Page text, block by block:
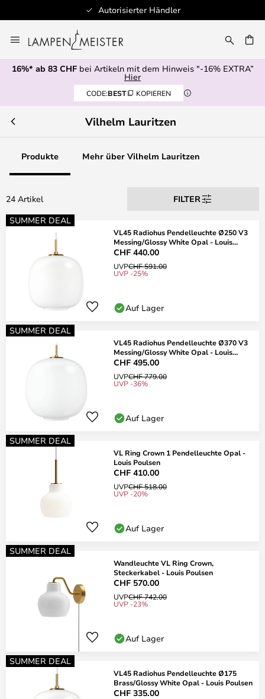
Autorisierter Händler
Inhalt
springen
16%* ab 83 CHFbei Artikeln mit dem Hinweis "-16% EXTRA”
Hier
CODE:BEST KOPIEREN
Vilhelm Lauritzen
Produkte Mehr über Vilhelm Lauritzen
24 Artikel
FILTER
SUMMER DEAL
VL45 Radiohus Pendelleuchte Ø250 V3
Messing/Glossy White Opal - Louis
Poulsen
CHF 440.00
UVPCHF 591.00
UVP -25%
Auf Lager
SUMMER DEAL
VL45 Radiohus Pendelleuchte Ø370 V3
Messing/Glossy White Opal - Louis
Poulsen
CHF 495.00
UVPCHF 779.00
UVP -36%
Auf Lager
SUMMER DEAL
VL Ring Crown 1 Pendelleuchte Opal -
Louis Poulsen
CHF 410.00
UVPCHF 518.00
UVP -20%
Auf Lager
SUMMER DEAL
Wandleuchte VL Ring Crown,
Steckerkabel - Louis Poulsen
CHF 570.00
UVPCHF 742.00
UVP -23%
Auf Lager
SUMMER DEAL
VL45 Radiohus Pendelleuchte Ø175
Brass/Glossy White Opal - Louis Poulsen
CHF 335.00